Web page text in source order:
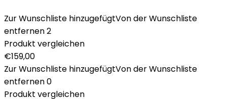
Zur Wunschliste hinzugefügtVon der Wunschliste
entfernen2
Produkt vergleichen
€159,00
Zur Wunschliste hinzugefügtVon der Wunschliste
entfernen0
Produkt vergleichen